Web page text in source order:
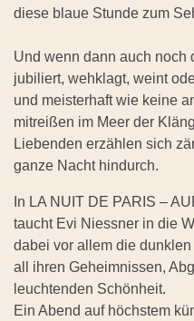
diese blaue Stunde zum
Und wenn dann auch noch
jubiliert, wehklagt, weint
und meisterhaft wie keine
mitreißen im Meer der
Liebenden erzählen sich
ganze Nacht hindurch.
In LA NUIT DE PARIS –
taucht Evi Niessner in die
dabei vor allem die
all ihren Geheimnissen,
leuchtenden Schönheit.
Ein Abend auf höchstem